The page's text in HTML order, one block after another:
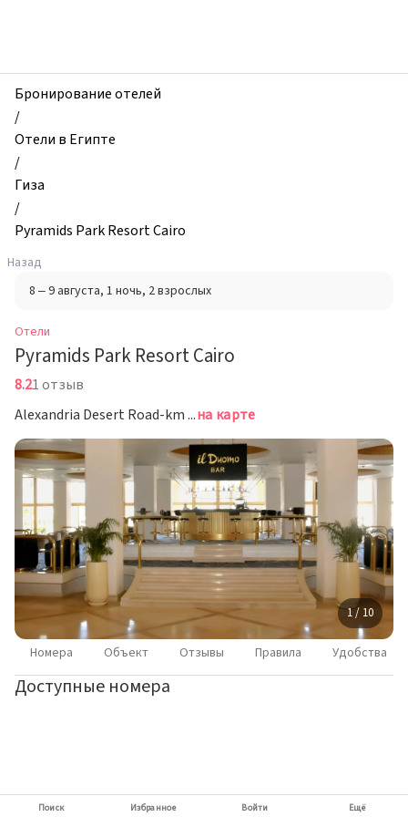
Pyramids
Park
Resort
Cairo,
Гиза,
Египет
Бронирование отелей
/
Отели в Египте
/
Гиза
/
Pyramids Park Resort Cairo
Назад
8 – 9 августа, 1 ночь, 2 взрослых
Отели
Pyramids Park Resort Cairo
8.21 отзыв
Alexandria Desert Road-km 2.5, Гизана карте
1 / 10
Номера Объект Отзывы Правила Удобства
Доступные номера
Поиск Избранное Войти Ещё